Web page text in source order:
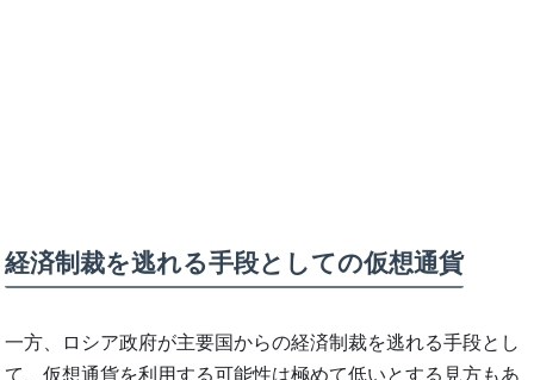
経済制裁を逃れる手段としての仮想通貨
一方、ロシア政府が主要国からの経済制裁を逃れる手段とし
て、仮想通貨を利用する可能性は極めて低いとする見方もあ